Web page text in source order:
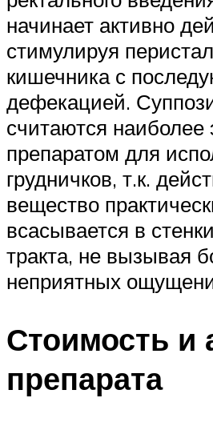
начинает активно
стимулируя
кишечника с
дефекацией.
считаются
препаратом для
грудничков, т.к.
вещество
всасывается в
тракта, не вызывая
неприятных
Стоимость и
препарата